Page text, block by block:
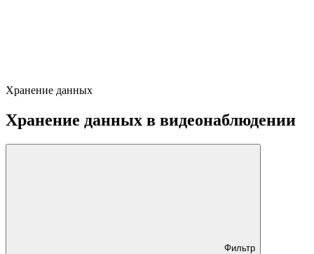
Хранение данных
Хранение данных в видеонаблюдении
Фильтр